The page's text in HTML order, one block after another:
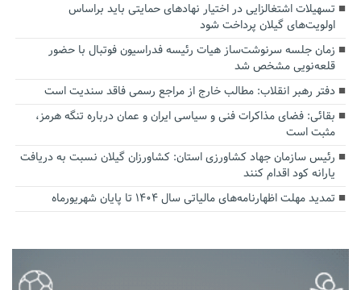
تسهیلات اشتغالزایی در اختیار نهادهای حمایتی باید براساس
اولویت‌های گیلان پرداخت شود
زمان جلسه سرنوشت‌ساز هیات رئیسه فدراسیون فوتبال با حضور
قلعه‌نویی مشخص شد
دفتر رهبر انقلاب: مطالب خارج از مراجع رسمی فاقد سندیت است
بقائی: فضای مذاکرات فنی و سیاسی ایران و عمان درباره تنگه هرمز،
مثبت است
رئیس سازمان جهاد کشاورزی استان: کشاورزان گیلان نسبت به دریافت
یارانه کود اقدام کنند
تمدید مهلت اظهارنامه‌های مالیاتی سال ۱۴۰۴ تا پایان شهریورماه